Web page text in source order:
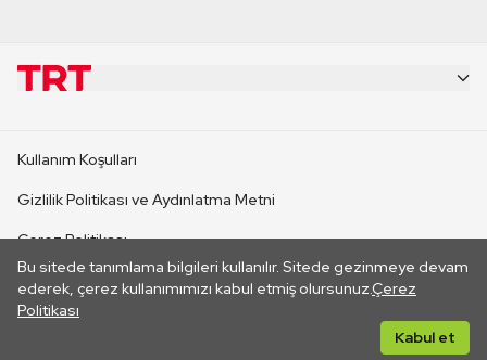
Bu sitede tanımlama bilgileri kullanılır. Sitede gezinmeye devam
ederek, çerez kullanımımızı kabul etmiş olursunuz.Çerez
Politikası
Kabul et
CANLI YAYINLAR
Kullanım Koşulları
Gizlilik Politikası ve Aydınlatma Metni
Çerez Politikası
İletişim
Her hakkı saklıdır. ©2026 TRT. Bağlantı yoluyla gidilen dış